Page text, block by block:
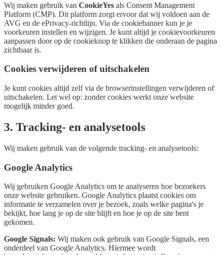
Wij maken gebruik van CookieYes als Consent Management
Platform (CMP). Dit platform zorgt ervoor dat wij voldoen aan de
AVG en de ePrivacy-richtlijn. Via de cookiebanner kun je je
voorkeuren instellen en wijzigen. Je kunt altijd je cookievoorkeuren
aanpassen door op de cookieknop te klikken die onderaan de pagina
zichtbaar is.
Cookies verwijderen of uitschakelen
Je kunt cookies altijd zelf via de browserinstellingen verwijderen of
uitschakelen. Let wel op: zonder cookies werkt onze website
mogelijk minder goed.
3. Tracking- en analysetools
Wij maken gebruik van de volgende tracking- en analysetools:
Google Analytics
Wij gebruiken Google Analytics om te analyseren hoe bezoekers
onze website gebruiken. Google Analytics plaatst cookies om
informatie te verzamelen over je bezoek, zoals welke pagina's je
bekijkt, hoe lang je op de site blijft en hoe je op de site bent
gekomen.
Google Signals: Wij maken ook gebruik van Google Signals, een
onderdeel van Google Analytics. Hiermee wordt